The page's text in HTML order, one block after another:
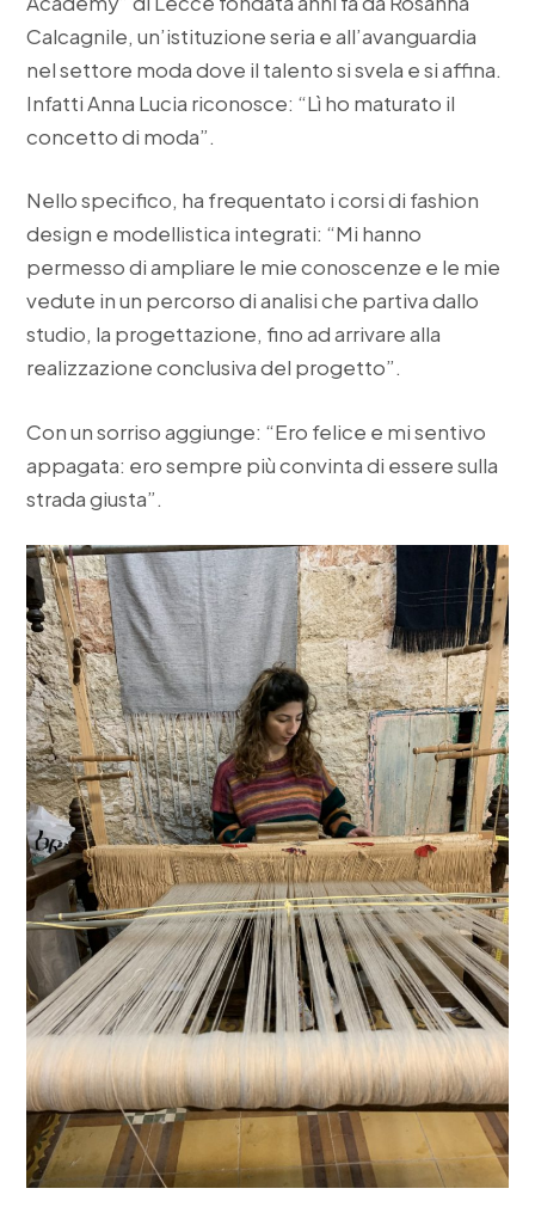
Calcagnile, un’istituzione seria e all’avanguardia
nel settore moda dove il talento si svela e si affina.
Infatti Anna Lucia riconosce: “Lì ho maturato il
concetto di moda”.
Nello specifico, ha frequentato i corsi di fashion
design e modellistica integrati: “Mi hanno
permesso di ampliare le mie conoscenze e le mie
vedute in un percorso di analisi che partiva dallo
studio, la progettazione, fino ad arrivare alla
realizzazione conclusiva del progetto”.
Con un sorriso aggiunge: “Ero felice e mi sentivo
appagata: ero sempre più convinta di essere sulla
strada giusta”.